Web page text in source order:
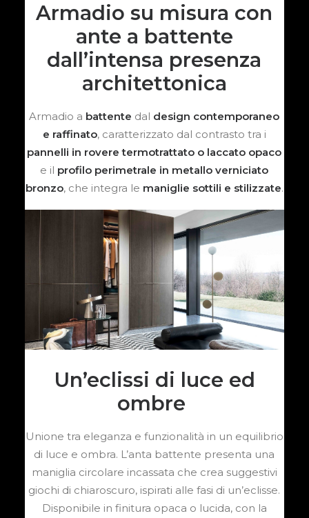
Armadio su misura con
ante a battente
dall’intensa presenza
architettonica
Armadio a battente dal design contemporaneo
e raffinato, caratterizzato dal contrasto tra i
pannelli in rovere termotrattato o laccato opaco
e il profilo perimetrale in metallo verniciato
bronzo, che integra le maniglie sottili e stilizzate.
Un’eclissi di luce ed
ombre
Unione tra eleganza e funzionalità in un equilibrio
di luce e ombra. L’anta battente presenta una
maniglia circolare incassata che crea suggestivi
giochi di chiaroscuro, ispirati alle fasi di un’eclisse.
Disponibile in finitura opaca o lucida, con la